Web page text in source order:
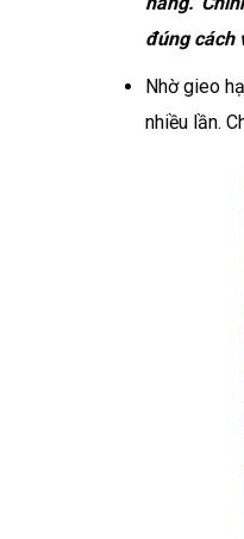
đúng cách
Nhờ gieo
nhiều lần.